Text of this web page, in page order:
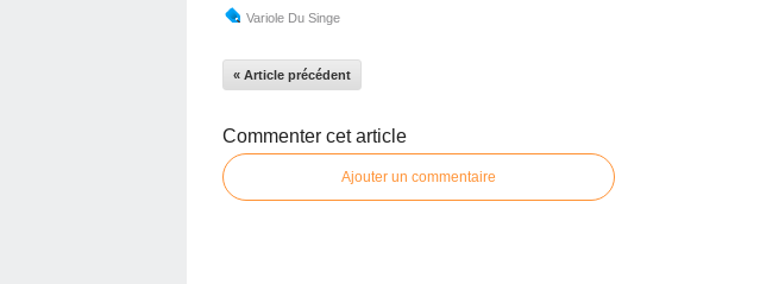
Variole Du Singe
« Article précédent
Commenter cet article
Ajouter un commentaire